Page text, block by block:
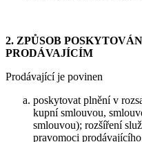
2. ZPŮSOB
PRODÁVAJÍCÍM
Prodávající je povinen
poskytovat plnění v
kupní smlouvou,
smlouvou); rozšíření
pravomoci